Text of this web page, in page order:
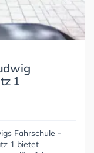
1
Fahrschule -
1 bietet